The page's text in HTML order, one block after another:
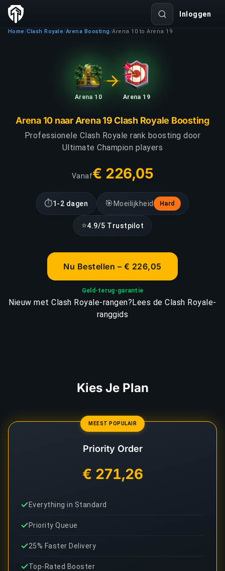
Inloggen
Home /Clash Royale/Arena Boosting /Arena 10 to Arena 19
Arena 10 Arena 19
Arena 10 naar Arena 19 Clash Royale Boosting
Professionele Clash Royale rank boosting door
Ultimate Champion players
Vanaf€ 226,05
⏱1-2 dagen 🎯 Moeilijkheid Hard
⭐4.9/5 Trustpilot
Nu Bestellen – € 226,05
Geld-terug-garantie
Nieuw met Clash Royale-rangen?Lees de Clash Royale-
ranggids
Kies Je Plan
MEEST POPULAIR
Priority Order
€ 271,26
Everything in Standard
Priority Queue
25% Faster Delivery
Top-Rated Booster